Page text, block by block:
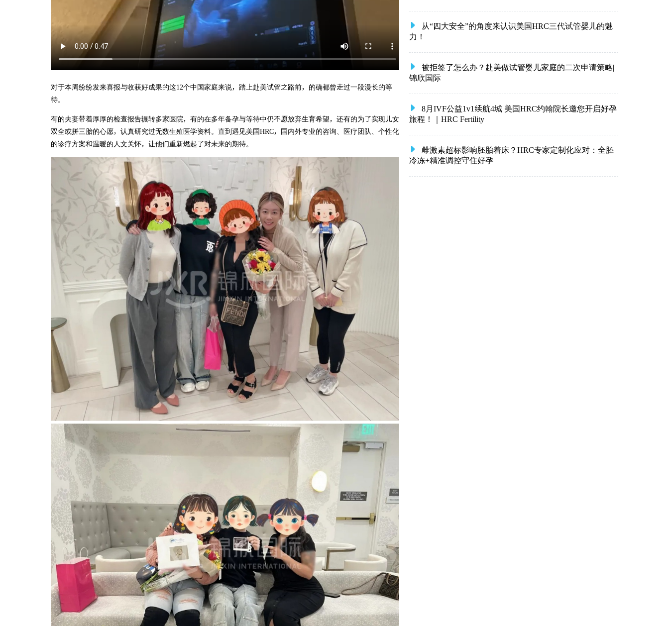
对于本周纷纷发来喜报与收获好成果的这12个中国家庭来说，踏上赴美试管之路前，的确都曾走过一段漫长的等
待。
有的夫妻带着厚厚的检查报告辗转多家医院，有的在多年备孕与等待中仍不愿放弃生育希望，还有的为了实现儿女
双全或拼三胎的心愿，认真研究过无数生殖医学资料。直到遇见美国HRC，国内外专业的咨询、医疗团队、个性化
的诊疗方案和温暖的人文关怀，让他们重新燃起了对未来的期待。
从“四大安全”的角度来认识美国HRC三代试管婴儿的魅
力！
被拒签了怎么办？赴美做试管婴儿家庭的二次申请策略|
锦欣国际
8月IVF公益1v1续航4城 美国HRC约翰院长邀您开启好孕
旅程！｜HRC Fertility
雌激素超标影响胚胎着床？HRC专家定制化应对：全胚
冷冻+精准调控守住好孕